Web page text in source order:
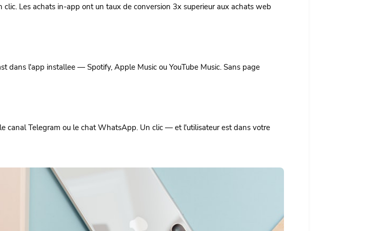
Les achats in-app ont un taux de conversion 3x superieur aux achats web
dans l'app installee — Spotify, Apple Music ou YouTube Music. Sans page
canal Telegram ou le chat WhatsApp. Un clic — et l'utilisateur est dans votre